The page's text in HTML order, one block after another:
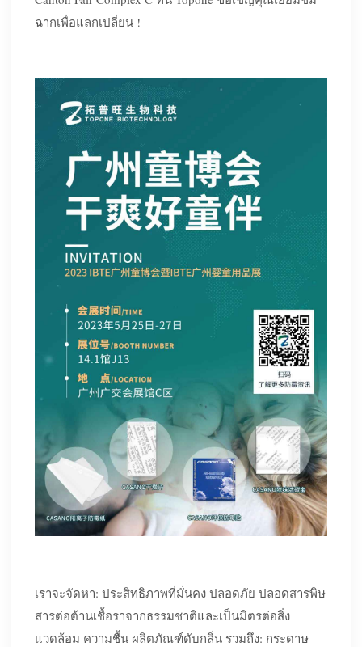
ฉากเพื่อแลกเปลี่ยน !
เราจะจัดหา: ประสิทธิภาพที่มั่นคง ปลอดภัย ปลอดสารพิษ
สารต่อต้านเชื้อราจากธรรมชาติและเป็นมิตรต่อสิ่ง
แวดล้อม ความชื้น ผลิตภัณฑ์ดับกลิ่น รวมถึง: กระดาษ